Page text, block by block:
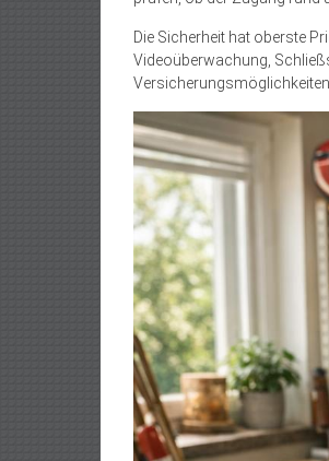
Die Sicherheit hat oberste
Videoüberwachung,